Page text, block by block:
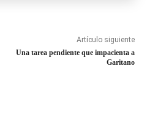
Artículo siguiente
Una tarea pendiente que impacienta a
Garitano